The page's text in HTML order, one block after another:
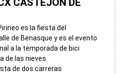
es la fiesta del
de Benasque y es el evento
a la temporada de bici
de las nieves.
de dos carreras